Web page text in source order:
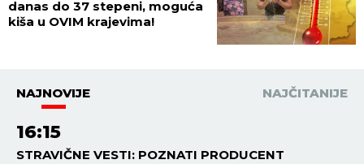
danas do 37 stepeni, moguća
kiša u OVIM krajevima!
NAJNOVIJE NAJČITANIJE
16:15
STRAVIČNE VESTI: POZNATI PRODUCENT